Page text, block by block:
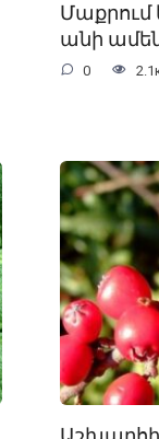
Մաքրում
անի
0